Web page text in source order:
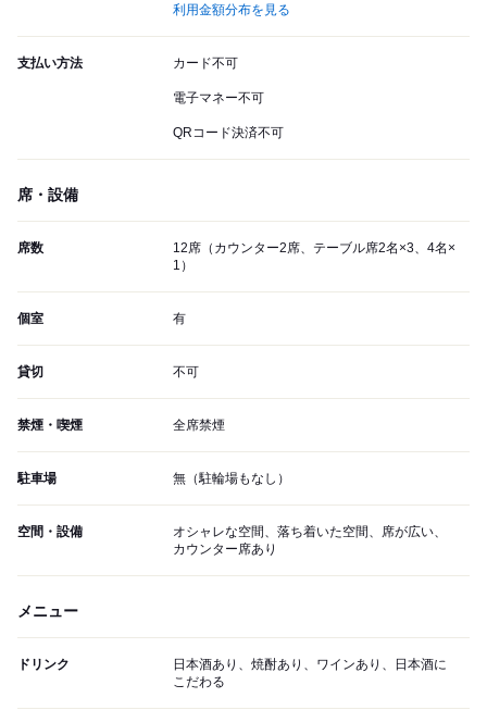
利用金額分布を見る
支払い方法 カード不可
電子マネー不可
QRコード決済不可
席・設備
席数
12席（カウンター2席、テーブル席2名×3、4名×
1）
個室 有
貸切 不可
禁煙・喫煙 全席禁煙
駐車場 無（駐輪場もなし）
空間・設備
オシャレな空間、落ち着いた空間、席が広い、
カウンター席あり
メニュー
ドリンク
日本酒あり、焼酎あり、ワインあり、日本酒に
こだわる